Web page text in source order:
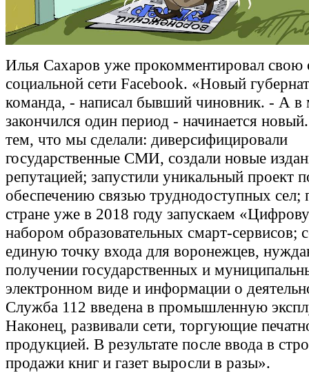
Илья Сахаров уже прокомментировал свою
социальной сети Facebook. «Новый
команда, - написал бывший чиновник. - А в
закончился один период - начинается
тем, что мы сделали: диверсифицировали
государственные СМИ, создали новые
репутацией; запустили уникальный проект
обеспечению связью труднодоступных сел;
стране уже в 2018 году запускаем
набором образовательных смарт-сервисов;
единую точку входа для воронежцев,
получении государственных и
электронном виде и информации о
Служба 112 введена в промышленную
Наконец, развивали сети, торгующие
продукцией. В результате после ввода в
продажи книг и газет выросли в разы».